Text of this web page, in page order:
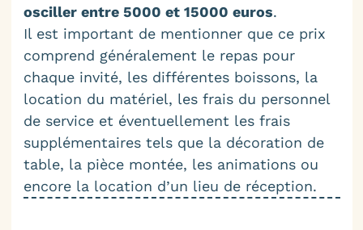
osciller entre 5000 et 15000 euros.
Il est important de mentionner que ce prix
comprend généralement le repas pour
chaque invité, les différentes boissons, la
location du matériel, les frais du personnel
de service et éventuellement les frais
supplémentaires tels que la décoration de
table, la pièce montée, les animations ou
encore la location d’un lieu de réception.